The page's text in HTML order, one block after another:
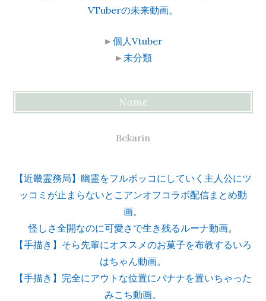
VTuberの未来動画。
►個人Vtuber
► 未分類
Name
Bekarin
【近畿霊務局】幽霊をフルボッコにしていく主人公にツ
ッコミが止まらないとこアンオフコラボ配信まとめ動
画。
怪しさ全開なのに可愛さで生き残るルーナ動画。
【手描き】そら先輩にオススメのお菓子を布教するいろ
はちゃん動画。
【手描き】完全にアウトな位置にバナナを置いちゃった
みこち動画。